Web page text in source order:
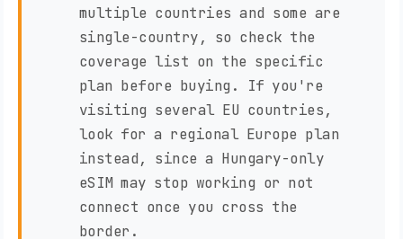
multiple countries and some are
single-country, so check the
coverage list on the specific
plan before buying. If you're
visiting several EU countries,
look for a regional Europe plan
instead, since a Hungary-only
eSIM may stop working or not
connect once you cross the
border.